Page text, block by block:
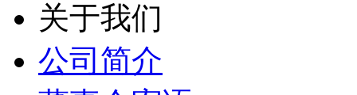
关于我们
公司简介